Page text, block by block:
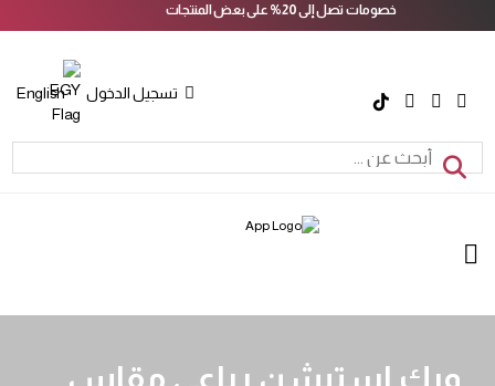
خصومات تصل إلى 20% على بعض المنتجات
تسجيل الدخول English
ورك استيشن رباعي مقاس